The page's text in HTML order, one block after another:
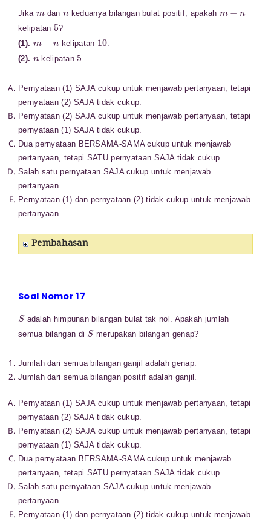
Jika dan keduanya bilangan bulat positif, apakah
kelipatan
5
?
(1).
kelipatan
10
.
(2).
kelipatan
5
.
Pernyataan (1) SAJA cukup untuk menjawab pertanyaan, tetapi
pernyataan (2) SAJA tidak cukup.
Pernyataan (2) SAJA cukup untuk menjawab pertanyaan, tetapi
pernyataan (1) SAJA tidak cukup.
Dua pernyataan BERSAMA-SAMA cukup untuk menjawab
pertanyaan, tetapi SATU pernyataan SAJA tidak cukup.
Salah satu pernyataan SAJA cukup untuk menjawab
pertanyaan.
Pernyataan (1) dan pernyataan (2) tidak cukup untuk menjawab
pertanyaan.
Pembahasan
Soal Nomor 17
S
adalah himpunan bilangan bulat tak nol. Apakah jumlah
semua bilangan di
S
merupakan bilangan genap?
Jumlah dari semua bilangan ganjil adalah genap.
Jumlah dari semua bilangan positif adalah ganjil.
Pernyataan (1) SAJA cukup untuk menjawab pertanyaan, tetapi
pernyataan (2) SAJA tidak cukup.
Pernyataan (2) SAJA cukup untuk menjawab pertanyaan, tetapi
pernyataan (1) SAJA tidak cukup.
Dua pernyataan BERSAMA-SAMA cukup untuk menjawab
pertanyaan, tetapi SATU pernyataan SAJA tidak cukup.
Salah satu pernyataan SAJA cukup untuk menjawab
pertanyaan.
Pernyataan (1) dan pernyataan (2) tidak cukup untuk menjawab